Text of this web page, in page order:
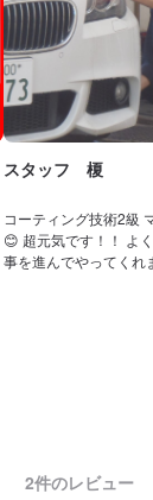
スタッフ 榎
コーティング技術2級
😊 超元気です！！ よ
事を進んでやってくれ
2件のレビュー